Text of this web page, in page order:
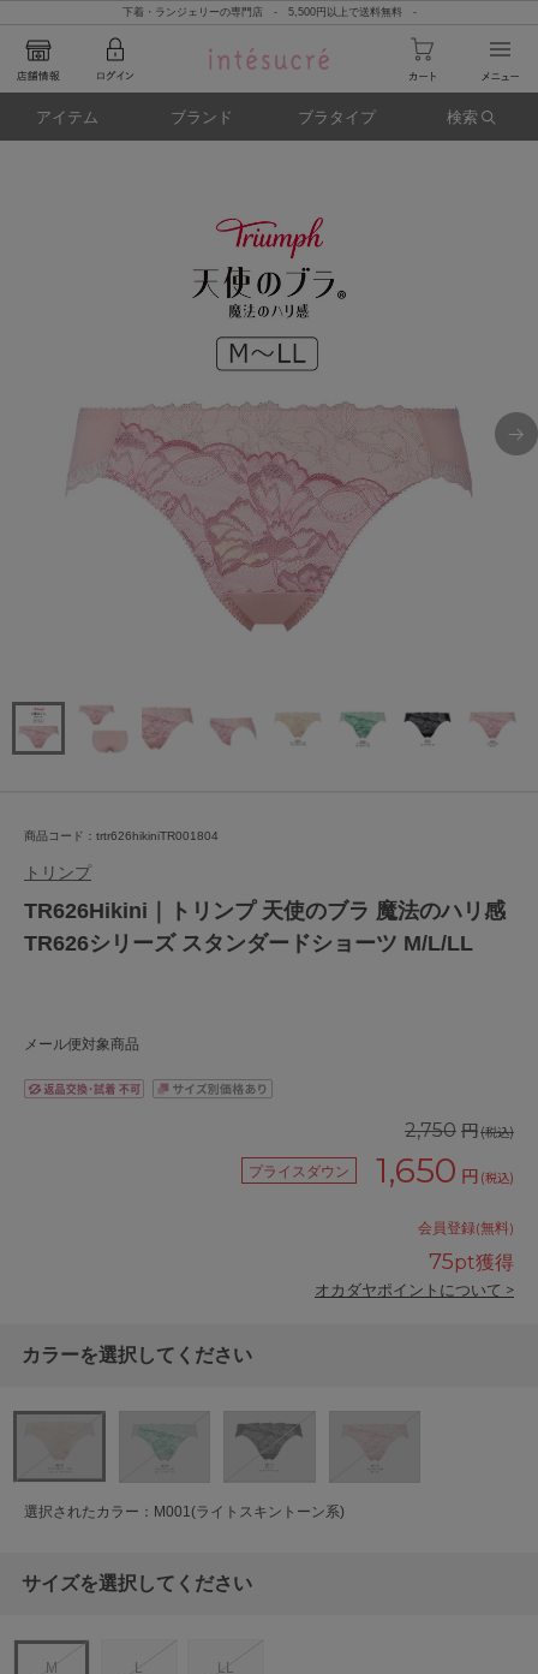
下着・ランジェリーの専門店 - 5,500円以上で送料無料 -
アイテム ブランド ブラタイプ 検索
商品コード：trtr626hikiniTR001804
トリンプ
TR626Hikini｜トリンプ 天使のブラ 魔法のハリ感
TR626シリーズ スタンダードショーツ M/L/LL
メール便対象商品
2,750 円(税込)
プライスダウン 1,650 円 (税込)
会員登録(無料)
75pt獲得
オカダヤポイントについて >
カラーを選択してください
選択されたカラー：M001(ライトスキントーン系)
サイズを選択してください
M L LL